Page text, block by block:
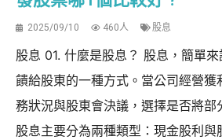
2025/09/10 460人 股息
股息 01. 什麼是股息？ 股息，簡單
饋給股東的一種方式。當公司經營獲
務狀況與股東會決議，選擇是否將部
股息主要分為兩種類型：現金股利